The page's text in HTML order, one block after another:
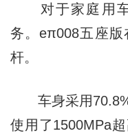
对于家庭用车
务。eπ008五座
杆。
车身采用70.8%
使用了1500MPa